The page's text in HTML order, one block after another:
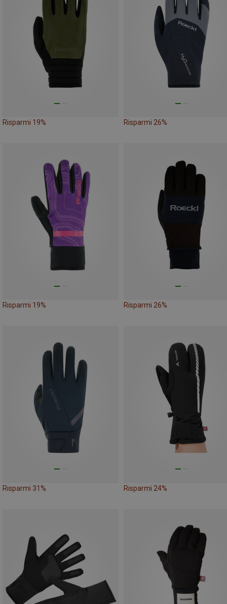
Risparmi 19% Risparmi 26%
Risparmi 19% Risparmi 26%
Risparmi 31% Risparmi 24%